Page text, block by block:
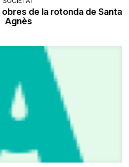
de la rotonda de Santa
Agnès